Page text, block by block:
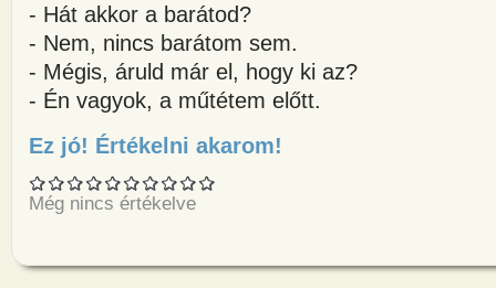
- Hát akkor a barátod?
- Nem, nincs barátom sem.
- Mégis, áruld már el, hogy ki az?
- Én vagyok, a műtétem előtt.
Ez jó! Értékelni akarom!
Még nincs értékelve